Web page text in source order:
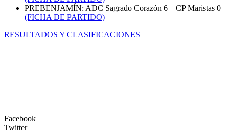
PREBENJAMÍN: ADC Sagrado Corazón 6 – CP Maristas 0
(FICHA DE PARTIDO)
RESULTADOS Y CLASIFICACIONES
Facebook
Twitter